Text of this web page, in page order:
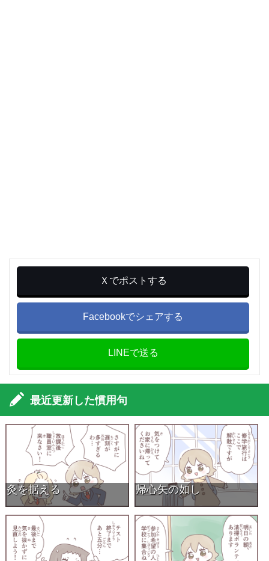
Ｘでポストする
Facebookでシェアする
LINEで送る
最近更新した慣用句
灸を据える 帰心矢の如し